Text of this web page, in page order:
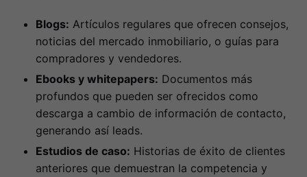
Blogs: Artículos regulares que ofrecen consejos,
noticias del mercado inmobiliario, o guías para
compradores y vendedores.
Ebooks y whitepapers: Documentos más
profundos que pueden ser ofrecidos como
descarga a cambio de información de contacto,
generando así leads.
Estudios de caso: Historias de éxito de clientes
anteriores que demuestran la competencia y